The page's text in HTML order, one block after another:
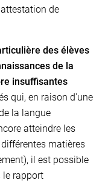
de
des élèves
de la
insuffisantes
qui, en raison d'une
la langue
atteindre les
matières
il est possible
le rapport